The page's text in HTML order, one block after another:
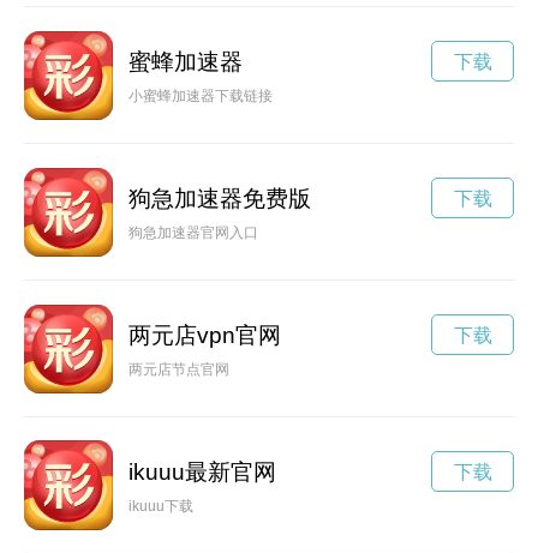
蜜蜂加速器
小蜜蜂加速器下载链接
下载
狗急加速器免费版
狗急加速器官网入口
下载
两元店vpn官网
两元店节点官网
下载
ikuuu最新官网
ikuuu下载
下载